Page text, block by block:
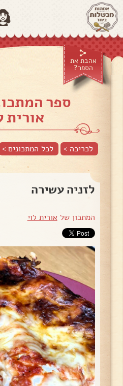
אהבת את
הספר?
ספר
אורית
לכריכה > לכל המתכונים >
לזניה עשירה
המתכון של אורית לוי